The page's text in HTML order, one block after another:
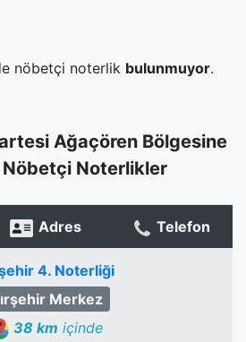
nöbetçi noterlik bulunmuyor.
Ağaçören Bölgesine
Nöbetçi Noterlikler
Adres Telefon
4. Noterliği
Merkez
38 km içinde